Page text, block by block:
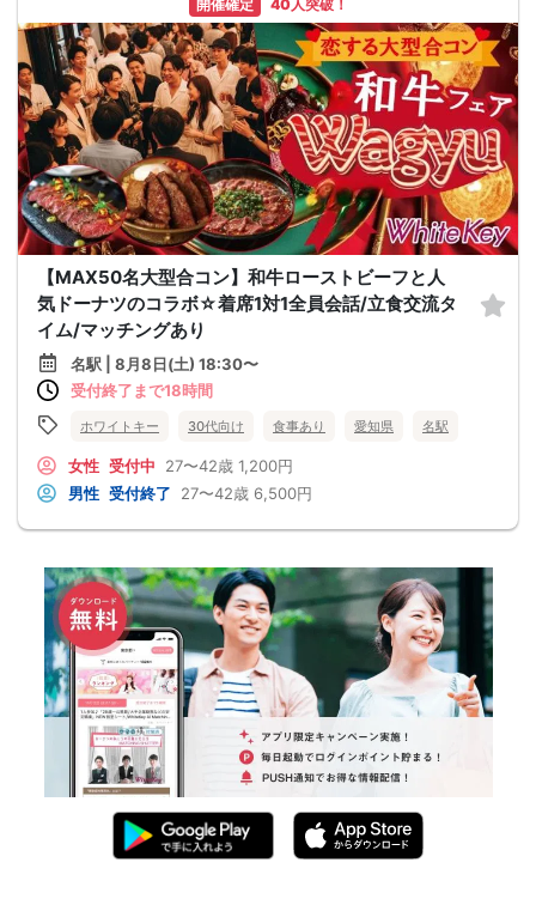
開催確定 40人突破！
【MAX50名大型合コン】和牛ローストビーフと人
気ドーナツのコラボ☆着席1対1全員会話/立食交流タ
イム/マッチングあり
名駅 | 8月8日(土) 18:30〜
受付終了まで18時間
ホワイトキー 30代向け 食事あり 愛知県 名駅
女性 受付中 27〜42歳 1,200円
男性 受付終了 27〜42歳 6,500円